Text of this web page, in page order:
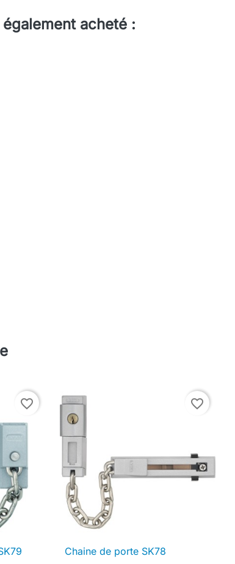
acheté :
favorite_border favorite_border
 Aperçu rapide
Chaine de porte SK78